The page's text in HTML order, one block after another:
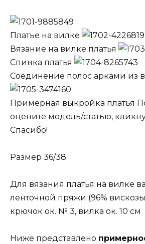
Платье на вилке
Вязание на вилке платья
Спинка платья
Соединение полос арками из
Примерная выкройка платья
оцените модель/статью,
Спасибо!
Размер 36/38
Для вязания платья на вилке
ленточной пряжи (96%
крючок ок. № 3, вилка ок. 10 см
Ниже представлено